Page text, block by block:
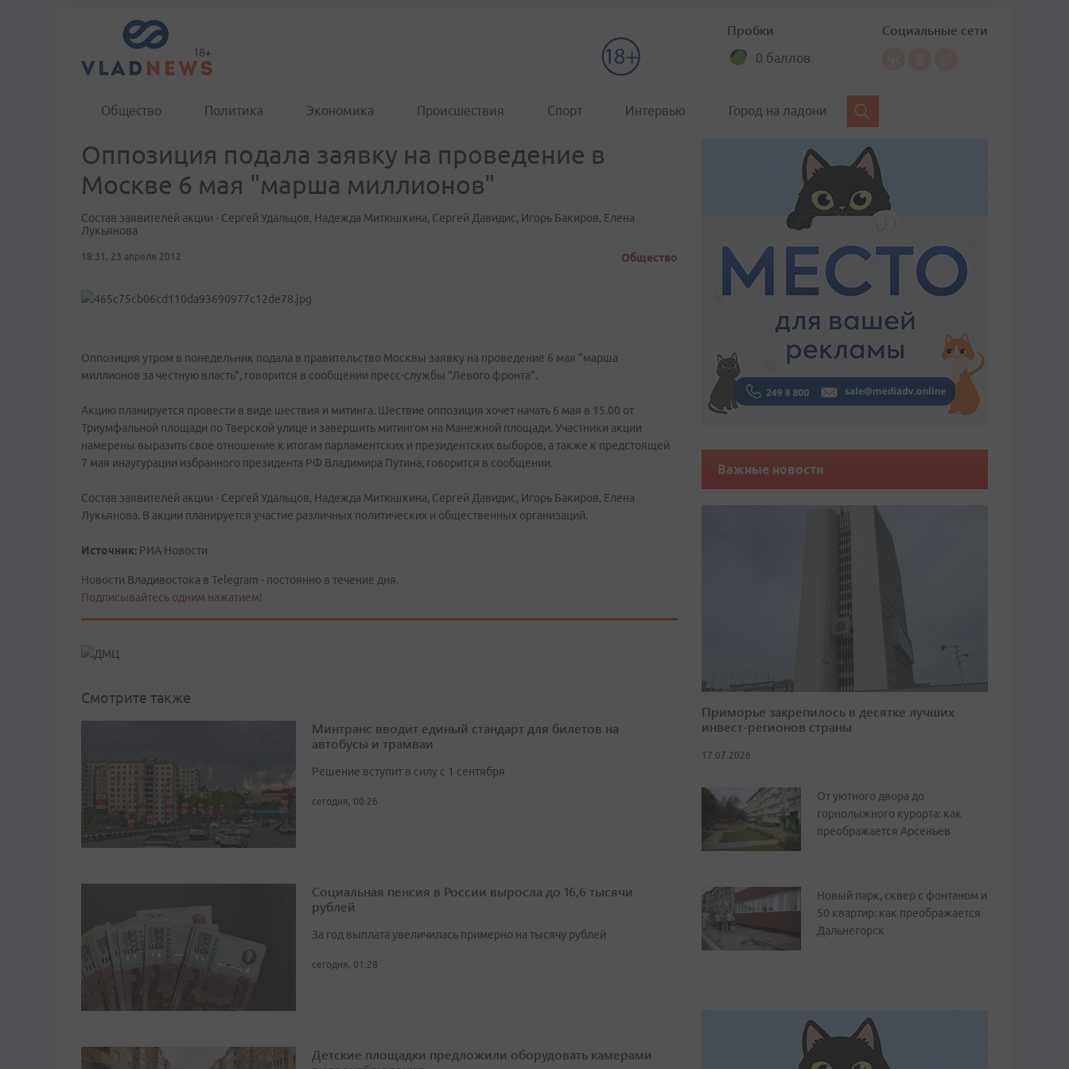
Пробки
0 баллов
Социальные сети
Общество Политика Экономика Происшествия Спорт Интервью Город на ладони
Оппозиция подала заявку на проведение в
Москве 6 мая "марша миллионов"
Состав заявителей акции - Сергей Удальцов, Надежда Митюшкина, Сергей Давидис, Игорь Бакиров, Елена
Лукьянова
18:31, 23 апреля 2012 Общество
Оппозиция утром в понедельник подала в правительство Москвы заявку на проведение 6 мая "марша
миллионов за честную власть", говорится в сообщении пресс-службы "Левого фронта".
Акцию планируется провести в виде шествия и митинга. Шествие оппозиция хочет начать 6 мая в 15.00 от
Триумфальной площади по Тверской улице и завершить митингом на Манежной площади. Участники акции
намерены выразить свое отношение к итогам парламентских и президентских выборов, а также к предстоящей
7 мая инаугурации избранного президента РФ Владимира Путина, говорится в сообщении.
Состав заявителей акции - Сергей Удальцов, Надежда Митюшкина, Сергей Давидис, Игорь Бакиров, Елена
Лукьянова. В акции планируется участие различных политических и общественных организаций.
Источник: РИА Новости
Новости Владивостока в Telegram - постоянно в течение дня.
Подписывайтесь одним нажатием!
Смотрите также
Минтранс вводит единый стандарт для билетов на
автобусы и трамваи
Решение вступит в силу с 1 сентября
сегодня, 00:26
Социальная пенсия в России выросла до 16,6 тысячи
рублей
За год выплата увеличилась примерно на тысячу рублей
сегодня, 01:28
Детские площадки предложили оборудовать камерами
Важные новости
Приморье закрепилось в десятке лучших
инвест-регионов страны
17.07.2026
От уютного двора до
горнолыжного курорта: как
преображается Арсеньев
Новый парк, сквер с фонтаном и
50 квартир: как преображается
Дальнегорск